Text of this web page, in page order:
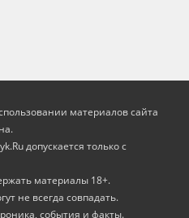
материалов сайта
допускается только с
материалы 18+.
не всегда совпадать.
события и факты.